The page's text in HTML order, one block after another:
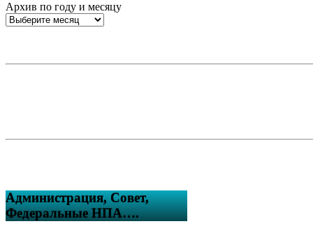
Архив по году и месяцу
Администрация, Совет,
Федеральные НПА….